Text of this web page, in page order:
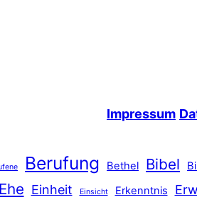
Impressum
Berufung Bethel Bibel
Ehe Einheit Einsicht Erkenntnis